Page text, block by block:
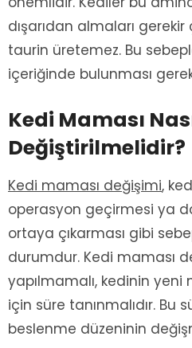
dışarıdan almaları
taurin üretemez. Bu
içeriğinde bulunması
Kedi Maması
Değiştirilmelidir?
Kedi maması değişimi,
operasyon geçirmesi ya
ortaya çıkarması gibi
durumdur. Kedi maması
yapılmamalı, kedinin yeni
için süre tanınmalıdır. Bu
beslenme düzeninin